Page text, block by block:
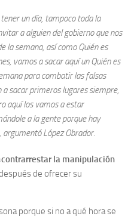
un día, tampoco toda la
a alguien del gobierno que nos
la semana, así como Quién es
vamos a sacar aquí un Quién es
para combatir las falsas
a sacar primeros lugares siempre,
aquí los vamos a estar
a la gente porque hay
López Obrador.
contrarrestar la manipulación
de ofrecer su
porque si no a qué hora se